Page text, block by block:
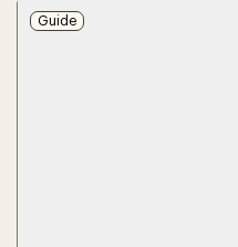
Guide